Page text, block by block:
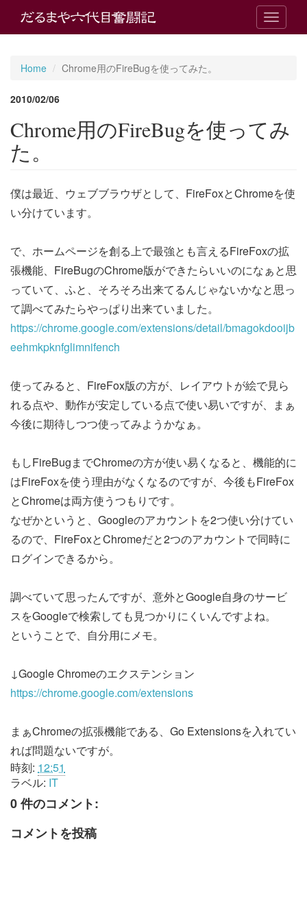
T
o
v
i
i
Home Chrome用のFireBugを使ってみた。
2010/02/06
Chrome用のFireBugを使ってみ
た。
僕は最近、ウェブブラウザとして、FireFoxとChromeを使
い分けています。
で、ホームページを創る上で最強とも言えるFireFoxの拡
張機能、FireBugのChrome版ができたらいいのになぁと思
っていて、ふと、そろそろ出来てるんじゃないかなと思っ
て調べてみたらやっぱり出来ていました。
https://chrome.google.com/extensions/detail/bmagokdooijb
eehmkpknfglimnifench
使ってみると、FireFox版の方が、レイアウトが絵で見ら
れる点や、動作が安定している点で使い易いですが、まぁ
今後に期待しつつ使ってみようかなぁ。
もしFireBugまでChromeの方が使い易くなると、機能的に
はFireFoxを使う理由がなくなるのですが、今後もFireFox
とChromeは両方使うつもりです。
なぜかというと、Googleのアカウントを2つ使い分けてい
るので、FireFoxとChromeだと2つのアカウントで同時に
ログインできるから。
調べていて思ったんですが、意外とGoogle自身のサービ
スをGoogleで検索しても見つかりにくいんですよね。
ということで、自分用にメモ。
↓Google Chromeのエクステンション
https://chrome.google.com/extensions
まぁChromeの拡張機能である、Go Extensionsを入れてい
れば問題ないですが。
時刻: 12:51
ラベル: IT
0 件のコメント:
コメントを投稿